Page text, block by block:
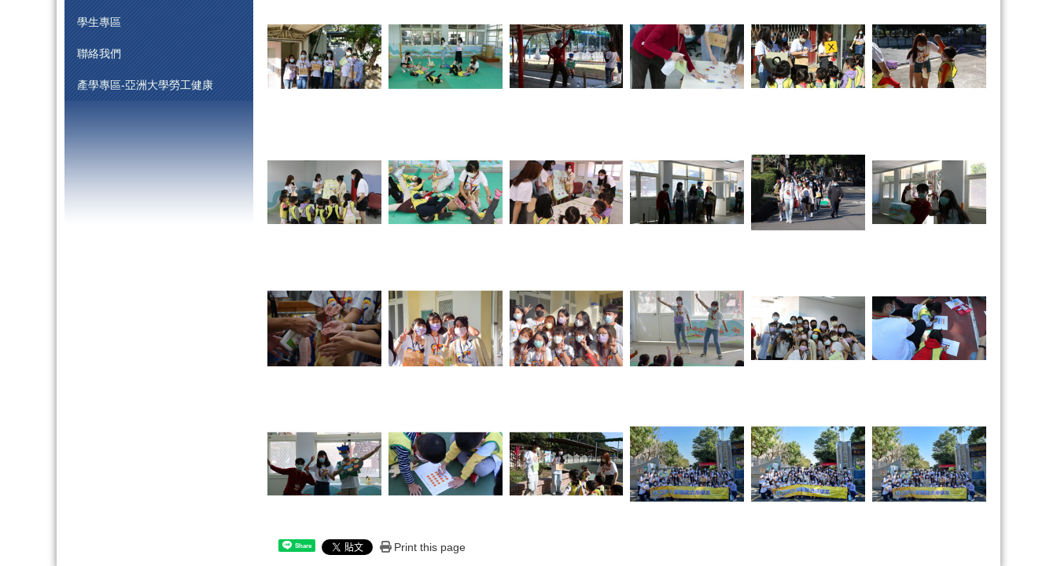
學生專區
聯絡我們
產學專區-亞洲大學勞工健康
Share Print this page